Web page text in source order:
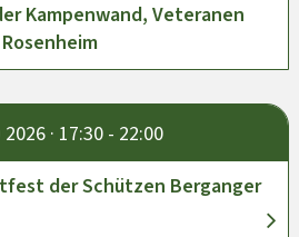
Kampenwand, Veteranen
Rosenheim
2026 · 17:30 - 22:00
der Schützen Berganger